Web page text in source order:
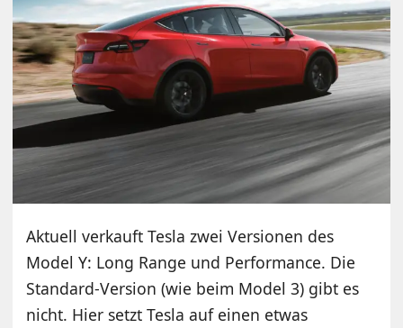
Aktuell verkauft Tesla zwei Versionen des
Model Y: Long Range und Performance. Die
Standard-Version (wie beim Model 3) gibt es
nicht. Hier setzt Tesla auf einen etwas